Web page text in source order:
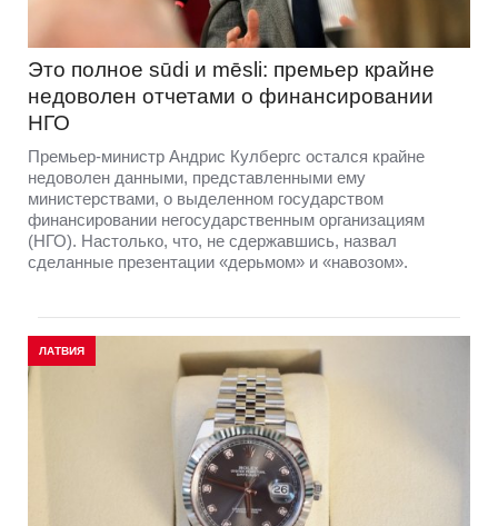
Это полное sūdi и mēsli: премьер крайне
недоволен отчетами о финансировании
НГО
Премьер-министр Андрис Кулбергс остался крайне
недоволен данными, представленными ему
министерствами, о выделенном государством
финансировании негосударственным организациям
(НГО). Настолько, что, не сдержавшись, назвал
сделанные презентации «дерьмом» и «навозом».
ЛАТВИЯ